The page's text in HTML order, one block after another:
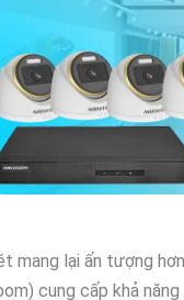
mang lại ấn tượng
cung cấp khả